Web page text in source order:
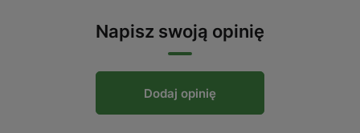
Napisz swoją opinię
Dodaj opinię